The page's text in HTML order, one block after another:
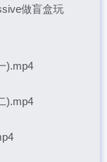
做盲盒玩
).mp4
).mp4